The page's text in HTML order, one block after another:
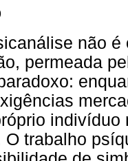
não
permeada
O trabalho